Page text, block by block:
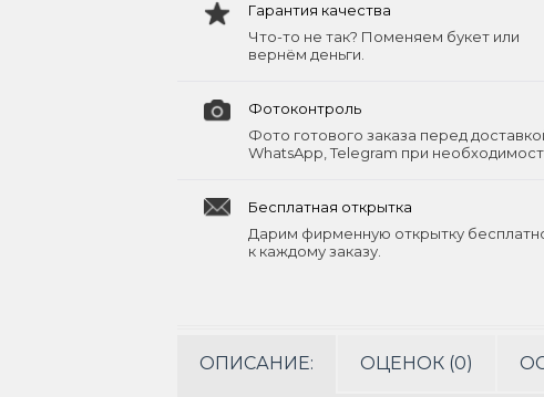
Гарантия качества
Что-то не так? Поменяем букет или
вернём деньги.
Фотоконтроль
Фото готового заказа перед
WhatsApp, Telegram при
Бесплатная открытка
Дарим фирменную открытку
к каждому заказу.
ОПИСАНИЕ: ОЦЕНОК (0)